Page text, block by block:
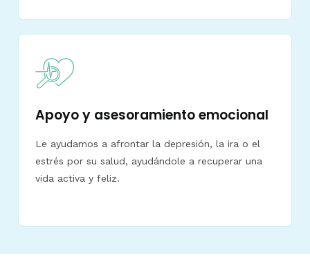
Apoyo y asesoramiento emocional
Le ayudamos a afrontar la depresión, la ira o el
estrés por su salud, ayudándole a recuperar una
vida activa y feliz.